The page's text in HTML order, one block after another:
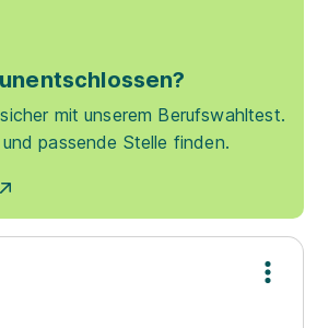
mit unserem Berufswahltest.
passende Stelle finden.